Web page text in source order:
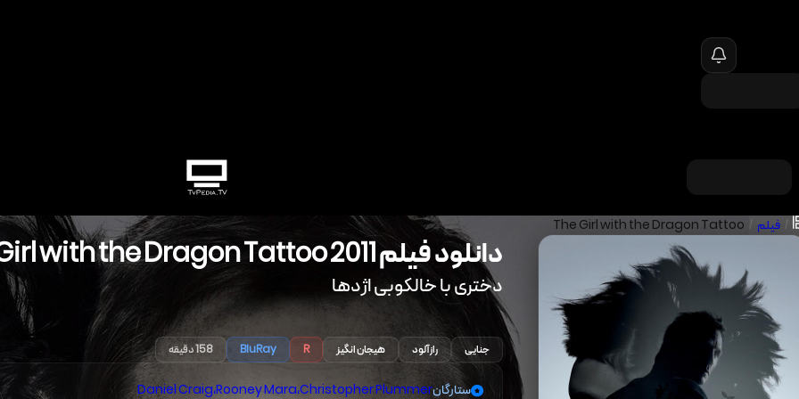
/ فیلم /
The Girl with the Dragon Tattoo
دانلود فیلم2011
with the Dragon Tattoo
دختری با خالکوبی اژدها
جنایی رازآلود هیجان انگیز R
BluRay 158 دقیقه
ستارگان Daniel Craig،Rooney Mara،Christopher Plummer